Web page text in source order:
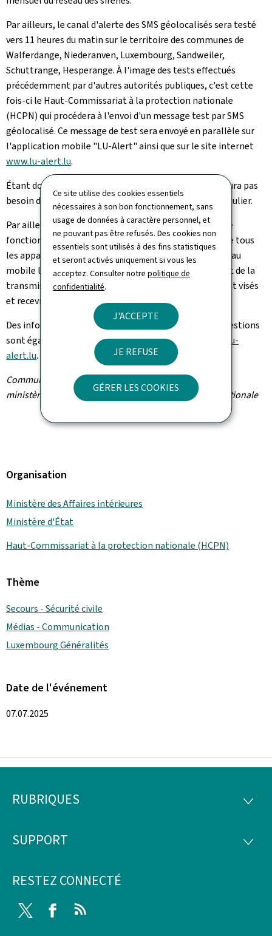
Ce site utilise des cookies essentiels
nécessaires à son bon fonctionnement, sans
usage de données à caractère personnel, et
ne pouvant pas être refusés. Des cookies non
essentiels sont utilisés à des fins statistiques
et seront activés uniquement si vous les
acceptez. Consulter notrepolitique de
confidentialité.
J'ACCEPTE
JE REFUSE
GÉRER LES COOKIES
Par ailleurs, le canal d'alerte des SMS géolocalisés sera testé
vers 11 heures du matin sur le territoire des communes de
Walferdange, Niederanven, Luxembourg, Sandweiler,
Schuttrange, Hesperange. À l'image des tests effectués
précédemment par d'autres autorités publiques, c'est cette
fois-ci le Haut-Commissariat à la protection nationale
(HCPN) qui procédera à l'envoi d'un message test par SMS
géolocalisé. Ce message de test sera envoyé en parallèle sur
l'application mobile "LU-Alert" ainsi que sur le site internet
www.lu-alert.lu.
Étant donné qu'il s'agit d'une alerte test, le public n'aura pas
besoin de réagir ou d'adopter un comportement particulier.
Par ailleurs, il est rappelé que le système "LU-Alert" ne
fonctionne pas sur base d'inscriptions. Ceci signifie que tous
les appareils mobiles connectés à une antenne de réseau
mobile luxembourgeois au moment du déclenchement de la
transmission du message test par SMS géolocalisé sont visés
et recevront celui-ci.
Des informations supplémentaires et une foire aux questions
sont également disponibles sur le site internet
www.lu-
alert.lu.
Communiqué par le ministère des Affaires intérieures /
ministère d'État / Haut-Commissariat à la protection nationale
Organisation
Ministère des Affaires intérieures
Ministère d'État
Haut-Commissariat à la protection nationale (HCPN)
Thème
Secours - Sécurité civile
Médias - Communication
Luxembourg Généralités
Date de l'événement
07.07.2025
Pied
page
RUBRIQUES
SUPPORT
RESTEZ CONNECTÉ
Twitter Facebook